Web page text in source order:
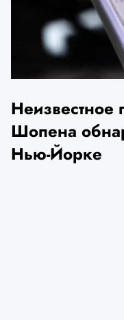
Неизвестное
Шопена
Нью-Йорке